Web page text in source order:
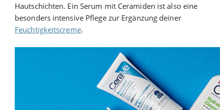
Hautschichten. Ein Serum mit Ceramiden ist also eine
besonders intensive Pflege zur Ergänzung deiner
Feuchtigkeitscreme.